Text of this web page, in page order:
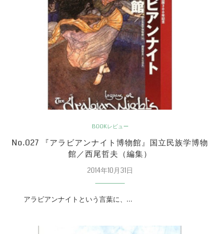
BOOKレビュー
No.027 『アラビアンナイト博物館』国立民族学博物
館／西尾哲夫（編集）
2014年10月31日
アラビアンナイトという言葉に、…